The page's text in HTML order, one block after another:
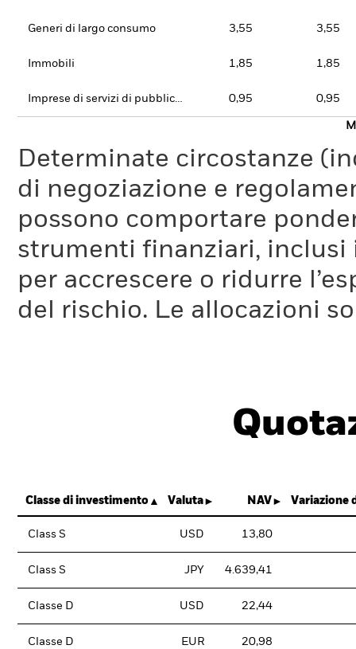
Generi di largo consumo 3,55 3,55
Immobili 1,85 1,85
Imprese di servizi di pubblica utilità 0,95 0,95
Determinate circostanze
di negoziazione e
possono comportare
strumenti finanziari, inclusi
per accrescere o ridurre
del rischio. Le allocazioni
Classe di investimento Valuta NAV Variazione
Class S USD 13,80
Class S JPY 4.639,41
Classe D USD 22,44
Classe D EUR 20,98